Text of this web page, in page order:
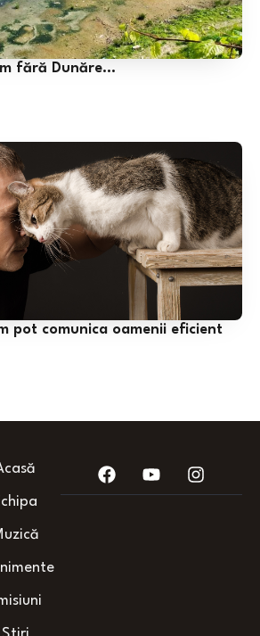
fără Dunăre…
pot comunica oamenii eficient